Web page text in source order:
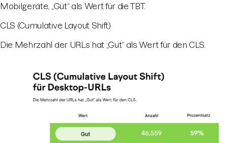
Mobilgeräte, „Gut“ als Wert für die TBT.
CLS (Cumulative Layout Shift)
Die Mehrzahl der URLs hat „Gut“ als Wert für den CLS.